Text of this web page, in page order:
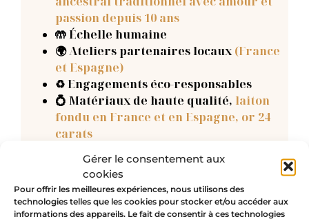
Gérer le consentement aux
cookies
Pour offrir les meilleures expériences, nous utilisons des
technologies telles que les cookies pour stocker et/ou accéder aux
informations des appareils. Le fait de consentir à ces technologies
passion depuis 10 ans
🤲 Échelle humaine
🌍 Ateliers partenaires locaux (France
et Espagne)
♻️ Engagements éco-responsables
💍 Matériaux de haute qualité, laiton
fondu en France et en Espagne, or 24
carats
d’intentions particulièrespour que
son/sa futur/e destinataire reçoive
l’énergie bienveillante du bijou